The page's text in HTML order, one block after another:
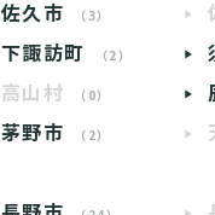
佐久市 （3）
下諏訪町 （2）
高山村 （0）
茅野市 （2）